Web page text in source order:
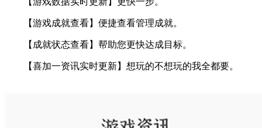
【游戏成就查看】便捷查看管理成就。
【成就状态查看】帮助您更快达成目标。
【喜加一资讯实时更新】想玩的不想玩的我全都要。